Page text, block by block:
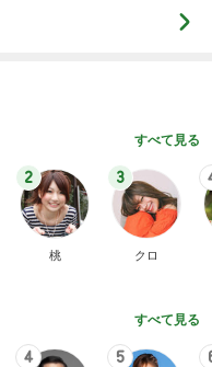
すべて見る
2
桃
3
クロ
すべて見る
4 5